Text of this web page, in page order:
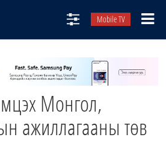
Mobile TV
Монгол,
ажиллагааны төв